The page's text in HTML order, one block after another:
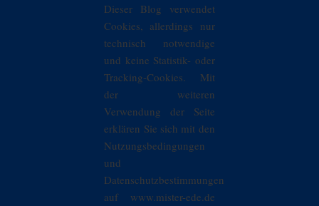
Dieser Blog verwendet
Cookies, allerdings nur
technisch notwendige
und keine Statistik- oder
Tracking-Cookies. Mit
der weiteren
Verwendung der Seite
erklären Sie sich mit den
Nutzungsbedingungen
und
Datenschutzbestimmungen
auf www.mister-ede.de